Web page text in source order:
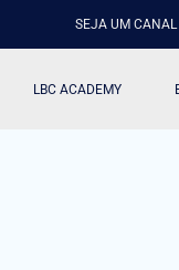
SEJA UM
LBC ACADEMY